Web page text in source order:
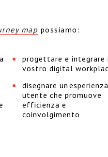
map possiamo:
progettare e integrare
vostro digital
disegnare un’esperienza
utente che promuove
efficienza e
coinvolgimento